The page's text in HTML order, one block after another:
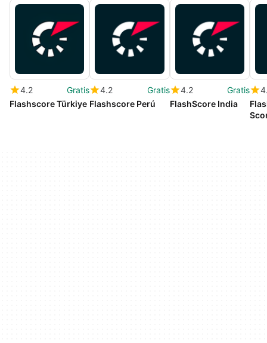
4.2
Gratis
Flashscore Türkiye
4.2
Gratis
Flashscore Perú
4.2
Gratis
FlashScore India